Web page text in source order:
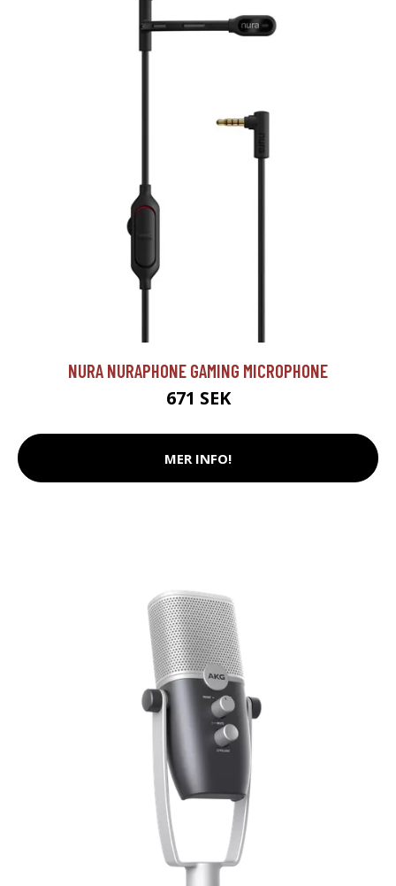
NURA NURAPHONE GAMING MICROPHONE
671 SEK
MER INFO!